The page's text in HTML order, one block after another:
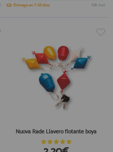
Entrega en 7-10 días IVA incl.
Nuova Rade Llavero flotante boya